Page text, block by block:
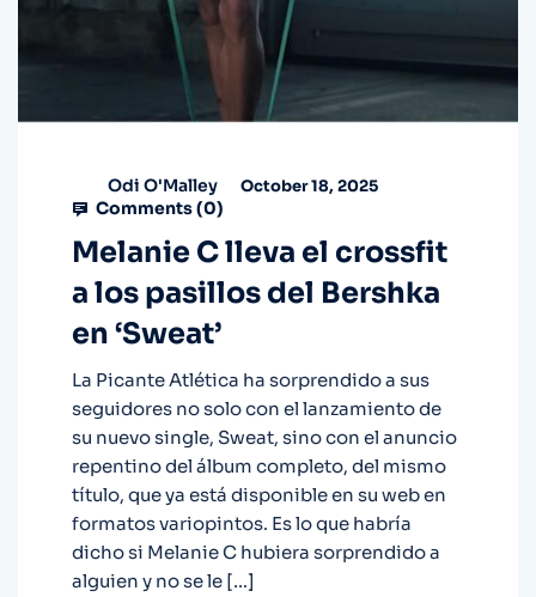
Odi O'Malley October 18, 2025
Comments (0)
Melanie C lleva el crossfit
a los pasillos del Bershka
en ‘Sweat’
La Picante Atlética ha sorprendido a sus
seguidores no solo con el lanzamiento de
su nuevo single, Sweat, sino con el anuncio
repentino del álbum completo, del mismo
título, que ya está disponible en su web en
formatos variopintos. Es lo que habría
dicho si Melanie C hubiera sorprendido a
alguien y no se le […]